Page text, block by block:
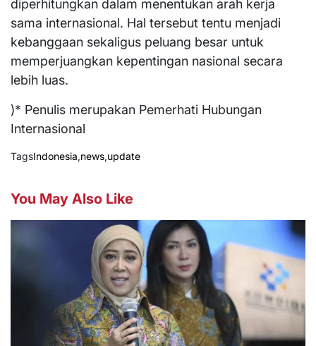
diperhitungkan dalam menentukan arah kerja
sama internasional. Hal tersebut tentu menjadi
kebanggaan sekaligus peluang besar untuk
memperjuangkan kepentingan nasional secara
lebih luas.
)* Penulis merupakan Pemerhati Hubungan
Internasional
TagsIndonesia,news,update
You May Also Like